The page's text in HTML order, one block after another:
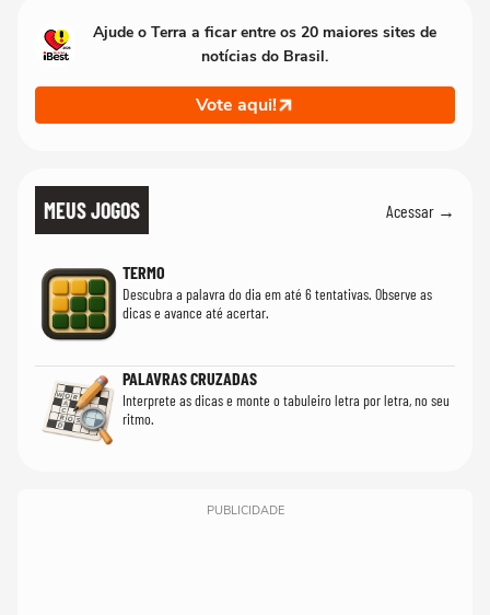
Ajude o Terra a ficar entre os 20 maiores sites de
notícias do Brasil.
Vote aqui!
MEUS JOGOS Acessar →
TERMO
Descubra a palavra do dia em até 6 tentativas. Observe as
dicas e avance até acertar.
PALAVRAS CRUZADAS
Interprete as dicas e monte o tabuleiro letra por letra, no seu
ritmo.
PUBLICIDADE